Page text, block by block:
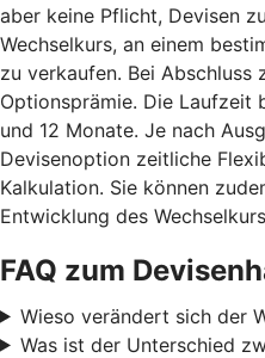
aber keine Pflicht, Devisen
Wechselkurs, an einem
zu verkaufen. Bei Abschluss
Optionsprämie. Die Laufzeit
und 12 Monate. Je nach
Devisenoption zeitliche
Kalkulation. Sie können
Entwicklung des
FAQ zum
Wieso verändert sich der
Was ist der Unterschied